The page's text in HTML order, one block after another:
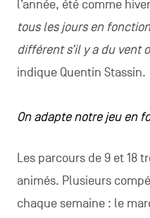
l’année, été comme
tous les jours en
différent s’il y a du vent
indique Quentin Stassin.
On adapte notre jeu en
Les parcours de 9 et 18
animés. Plusieurs
chaque semaine : le